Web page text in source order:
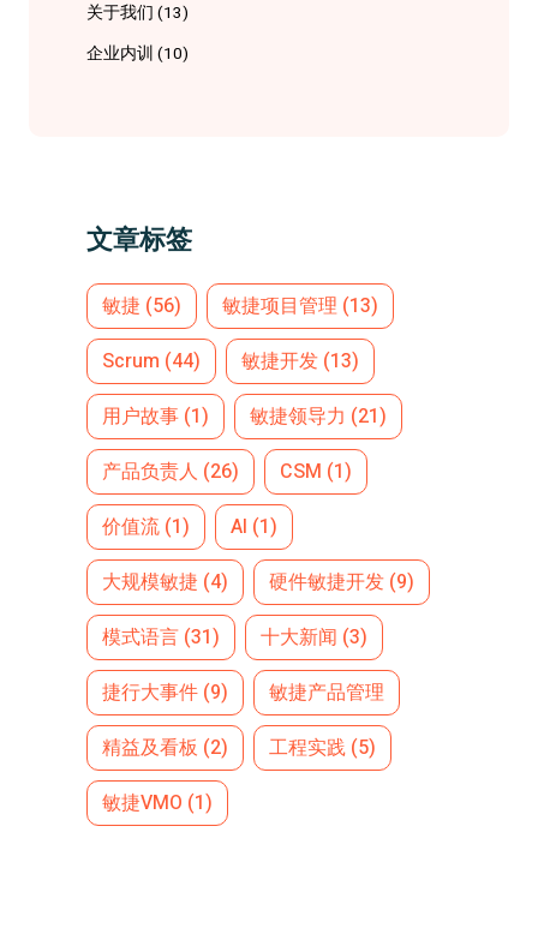
关于我们 (13)
企业内训 (10)
文章标签
敏捷 (56) 敏捷项目管理 (13)
Scrum (44) 敏捷开发 (13)
用户故事 (1) 敏捷领导力 (21)
产品负责人 (26) CSM (1)
价值流 (1) AI (1)
大规模敏捷 (4) 硬件敏捷开发 (9)
模式语言 (31) 十大新闻 (3)
捷行大事件 (9)
敏捷产品管理
精益及看板 (2) 工程实践 (5)
敏捷VMO (1)